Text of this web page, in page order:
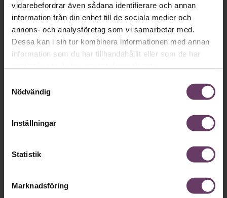
vidarebefordrar även sådana identifierare och annan
information från din enhet till de sociala medier och
annons- och analysföretag som vi samarbetar med.
Dessa kan i sin tur kombinera informationen med annan
information som du har tillhandahållit eller som de har
Nödvändig
Inställningar
Statistik
Marknadsföring
Vi behöver baraen
minut…
Så roligt att du vill fortsätta läsa våra artiklar!
Det får du strax göra,utan att betala något.
gratis